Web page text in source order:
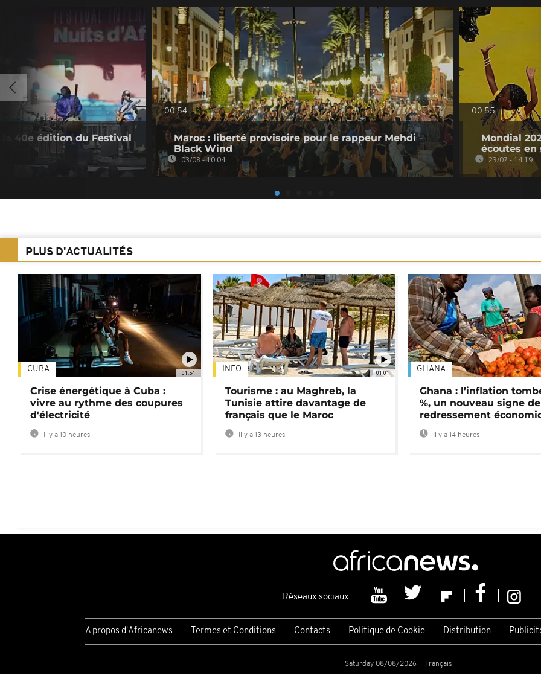
40e édition du Festival
00:54
Maroc : liberté provisoire pour le rappeur Mehdi
Black Wind
03/08 - 10:04
00:55
Mondial
écoutes en
23/07 - 14:19
PLUS D'ACTUALITÉS
01:54
CUBA
Crise énergétique à Cuba :
vivre au rythme des coupures
d'électricité
Il y a 10 heures
01:01
INFO
Tourisme : au Maghreb, la
Tunisie attire davantage de
français que le Maroc
Il y a 13 heures
GHANA
Ghana : l’inflation
%, un nouveau signe de
redressement
Il y a 14 heures
Réseaux sociaux
A propos d'Africanews Termes et Conditions Contacts Politique de Cookie Distribution
Saturday 08/08/2026